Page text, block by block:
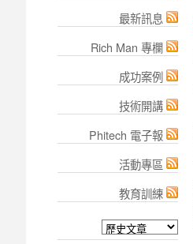
最新訊息
Rich Man 專欄
成功案例
技術開講
Phitech 電子報
活動專區
教育訓練